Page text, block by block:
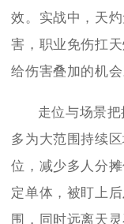
效。实战中，天
害，职业免伤扛
给伤害叠加的机会
走位与场景
多为大范围持续
位，减少多人分
定单体，被盯上
围，同时远离天